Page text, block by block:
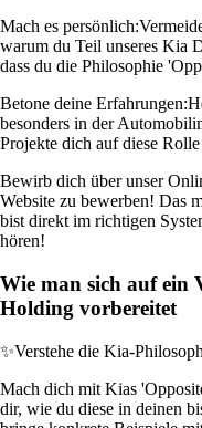
Mach es persönlich:
warum du Teil unseres Kia
dass du die Philosophie
Betone deine Erfahrungen:
besonders in der
Projekte dich auf diese
Bewirb dich über unser
Website zu bewerben! Das
bist direkt im richtigen
hören!
Wie man sich auf ein
Holding vorbereitet
✨Verstehe die Kia-
Mach dich mit Kias
dir, wie du diese in deinen